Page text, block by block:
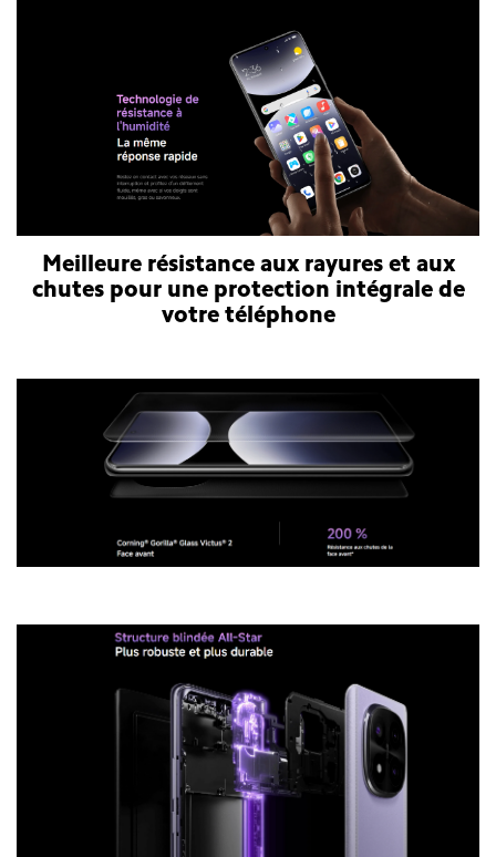
Meilleure résistance aux rayures et aux
chutes pour une protection intégrale de
votre téléphone